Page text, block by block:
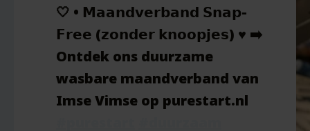
🤍 • 𝗠𝗮𝗮𝗻𝗱𝘃𝗲𝗿𝗯𝗮𝗻𝗱 𝗦𝗻𝗮𝗽-
𝗙𝗿𝗲𝗲 (𝘇𝗼𝗻𝗱𝗲𝗿 𝗸𝗻𝗼𝗼𝗽𝗷𝗲𝘀) ♥️ ➡️
Ontdek ons duurzame
wasbare maandverband van
Imse Vimse op purestart.nl